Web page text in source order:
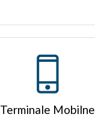
Terminale Mobilne